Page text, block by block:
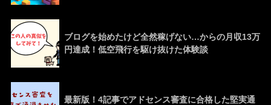
ブログを始めたけど全然稼げない…からの月収13万
円達成！低空飛行を駆け抜けた体験談
最新版！4記事でアドセンス審査に合格した堅実通